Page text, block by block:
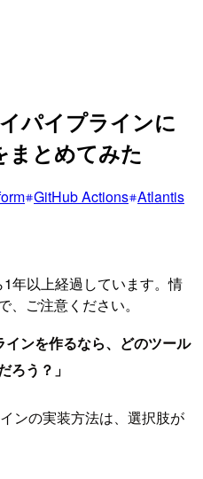
パイプラインに
まとめてみた
GitHub Actions Atlantis
年以上経過しています。情
ご注意ください。
インを作るなら、どのツール
ろう？」
ンの実装方法は、選択肢が